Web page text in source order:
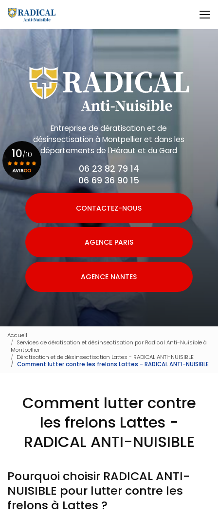
au
contenu
principal
Entreprise de dératisation et de
désinsectisationà Montpellier et dans les
départements de l'Héraut et du Gard
06 23 82 79 14
06 69 36 90 15
CONTACTEZ-NOUS
AGENCE PARIS
AGENCE NANTES
10/10
Voir le certificat
Accueil
Services de dératisation et désinsectisation par Radical Anti-Nuisible à
Montpellier
Dératisation et de désinsectisation Lattes - RADICAL ANTI-NUISIBLE
Comment lutter contre les frelons Lattes - RADICAL ANTI-NUISIBLE
Comment lutter contre
les frelons Lattes -
RADICAL ANTI-NUISIBLE
Pourquoi choisir RADICAL ANTI-
NUISIBLE pour lutter contre les
frelons à Lattes ?